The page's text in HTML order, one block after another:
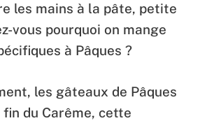
les mains à la pâte, petite
vous pourquoi on mange
à Pâques ?
les gâteaux de Pâques
du Carême, cette